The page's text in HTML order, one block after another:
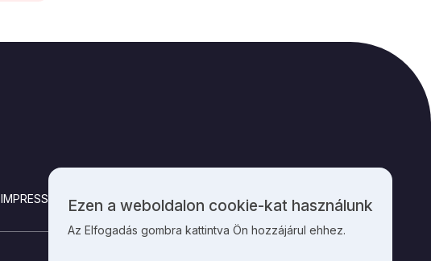
IMPRESSZUM KAPCSOLAT
Személyes
adatok
Ezen a weboldalon cookie-kat használunk
Az Elfogadás gombra kattintva Ön hozzájárul ehhez.